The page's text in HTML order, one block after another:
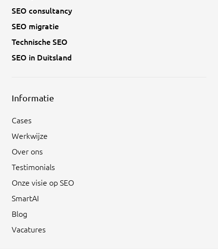
SEO consultancy
SEO migratie
Technische SEO
SEO in Duitsland
Informatie
Cases
Werkwijze
Over ons
Testimonials
Onze visie op SEO
SmartAI
Blog
Vacatures